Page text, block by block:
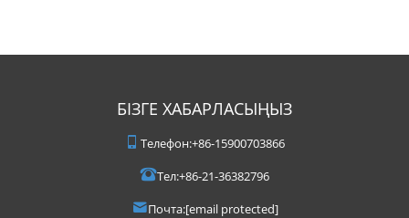
БІЗГЕ ХАБАРЛАСЫҢЫЗ
Телефон:+86-15900703866
Тел:+86-21-36382796
Почта:[email protected]